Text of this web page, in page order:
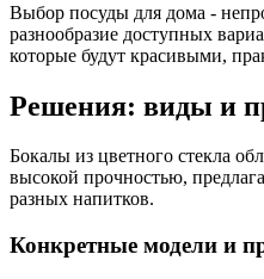
Выбор посуды для дома -
разнообразие доступных
которые будут красивыми,
Решения: виды и
Бокалы из цветного стекла
высокой прочностью,
разных напитков.
Конкретные модели и